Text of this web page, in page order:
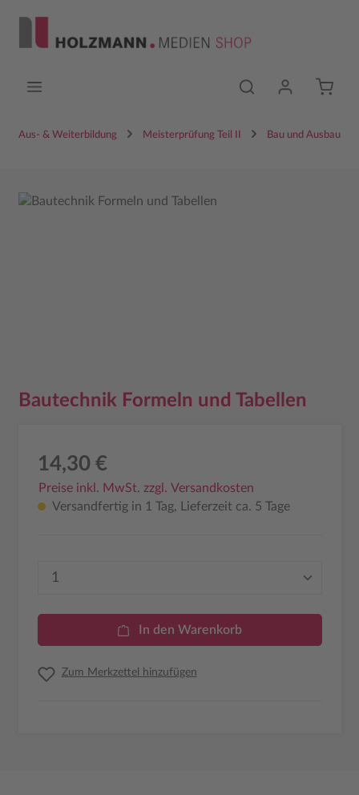
Aus- & Weiterbildung Meisterprüfung Teil II Bau und Ausbau
Bildergalerie überspringen
Bautechnik Formeln und Tabellen
14,30 €
Preise inkl. MwSt. zzgl. Versandkosten
Versandfertig in 1 Tag, Lieferzeit ca. 5 Tage
Produkt Anzahl: Gib den gewünschten
In den Warenkorb
Zum Merkzettel hinzufügen